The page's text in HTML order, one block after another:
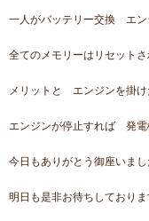
一人がバッテリー交換 エン
全てのメモリーはリセットさ
メリットと エンジンを掛け
エンジンが停止すれば 発電
今日もありがとう御座いまし
明日も是非お待ちしており